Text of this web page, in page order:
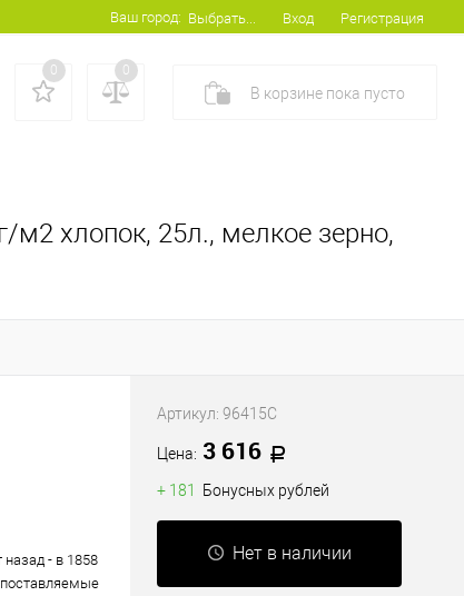
Ваш город: Выбрать... Вход Регистрация
0 0
В корзине пока пусто
м2 хлопок, 25л., мелкое зерно,
- в 1858
поставляемые
Артикул: 96415C
Цена: 3 616
+ 181 Бонусных рублей
Нет в наличии